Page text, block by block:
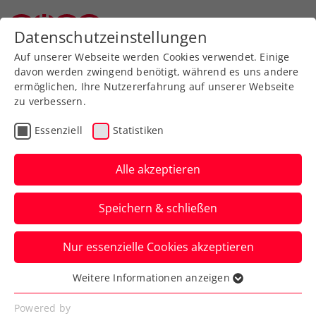
Zurück zur Newsübersicht
Turniere
Oberleitner/Schwärzler
verpassen Krönung beim
Generali Open Kitzbühel
Das ÖTV-Doppel muss sich beim ATP-
Heimturnier im Finale beugen. Im Einzel
triumphiert Alexander Bublik.
Verfasst von: ChatGPT / Presseaussendung / Redaktion,
Datenschutzeinstellungen
Auf unserer Webseite werden Cookies verwendet. Einige
davon werden zwingend benötigt, während es uns andere
ermöglichen, Ihre Nutzererfahrung auf unserer Webseite
zu verbessern.
Essenziell Statistiken
Alle akzeptieren
Speichern & schließen
Nur essenzielle Cookies akzeptieren
Essenziell
Essenzielle Cookies werden für grundlegende
Weitere Informationen anzeigen
Powered by